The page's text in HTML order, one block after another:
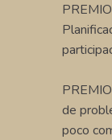
de
poco